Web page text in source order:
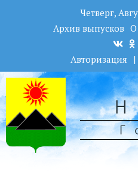
Четверг,
Архив выпусков О
Авторизация |